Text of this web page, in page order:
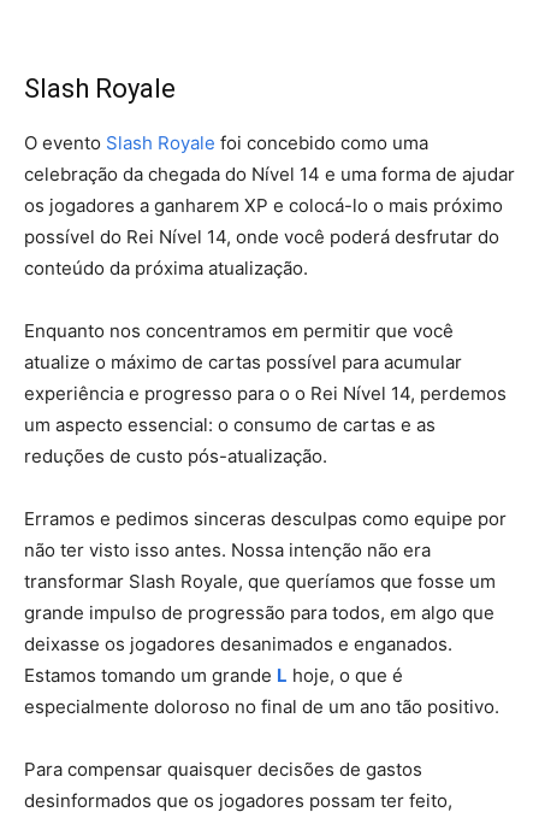
Slash Royale
O evento Slash Royale foi concebido como uma
celebração da chegada do Nível 14 e uma forma de ajudar
os jogadores a ganharem XP e colocá-lo o mais próximo
possível do Rei Nível 14, onde você poderá desfrutar do
conteúdo da próxima atualização.
Enquanto nos concentramos em permitir que você
atualize o máximo de cartas possível para acumular
experiência e progresso para o o Rei Nível 14, perdemos
um aspecto essencial: o consumo de cartas e as
reduções de custo pós-atualização.
Erramos e pedimos sinceras desculpas como equipe por
não ter visto isso antes. Nossa intenção não era
transformar Slash Royale, que queríamos que fosse um
grande impulso de progressão para todos, em algo que
deixasse os jogadores desanimados e enganados.
Estamos tomando um grande L hoje, o que é
especialmente doloroso no final de um ano tão positivo.
Para compensar quaisquer decisões de gastos
desinformados que os jogadores possam ter feito,